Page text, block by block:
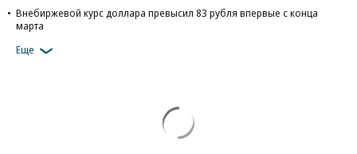
Внебиржевой курс доллара превысил 83 рубля впервые с конца
марта
Еще